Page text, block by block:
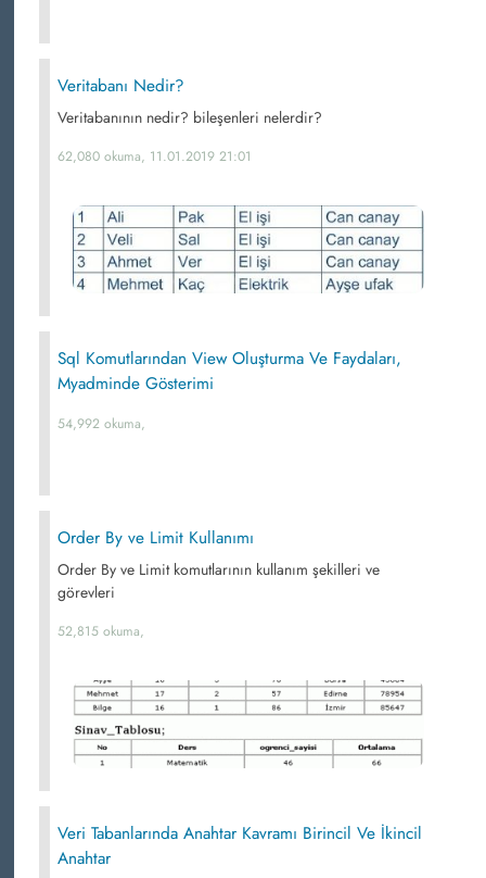
Veritabanı Nedir?
Veritabanının nedir? bileşenleri nelerdir?
62,080 okuma, 11.01.2019 21:01
Sql Komutlarından View Oluşturma Ve Faydaları,
Myadminde Gösterimi
54,992 okuma,
Order By ve Limit Kullanımı
Order By ve Limit komutlarının kullanım şekilleri ve
görevleri
52,815 okuma,
Veri Tabanlarında Anahtar Kavramı Birincil Ve İkincil
Anahtar